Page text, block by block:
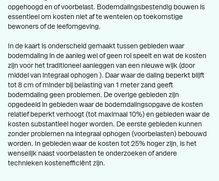
opgehoogd en of voorbelast. Bodemdalingsbestendig bouwen is
essentieel om kosten niet af te wentelen op toekomstige
bewoners of de leefomgeving.
In de kaart is onderscheid gemaakt tussen gebieden waar
bodemdaling in de aanleg wel of geen rol speelt en wat de kosten
zijn voor het traditioneel aanleggen van een nieuwe wijk (door
middel van integraal ophogen ). Daar waar de daling beperkt blijft
tot 8 cm of minder bij belasting van 1 meter zand geeft
bodemdaling geen problemen. De overige gebieden zijn
opgedeeld in gebieden waar de bodemdalingsopgave de kosten
relatief beperkt verhoogt (tot maximaal 10%) en gebieden waar de
kosten substantieel hoger worden. De eerste gebieden kunnen
zonder problemen na integraal ophogen (voorbelasten) bebouwd
worden. In gebieden waar de kosten tot 25% hoger zijn, is het
wenselijk naast voorbelasten te onderzoeken of andere
technieken kostenefficiënt zijn.